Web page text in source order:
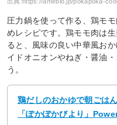
圧力鍋を使って作る、鶏モ
めレシピです。鶏モモ肉は
ると、風味の良い中華風お
イドオニオンやねぎ・醤油
う。
鶏だしのおかゆで朝ごは
「ぽかぽかびより」